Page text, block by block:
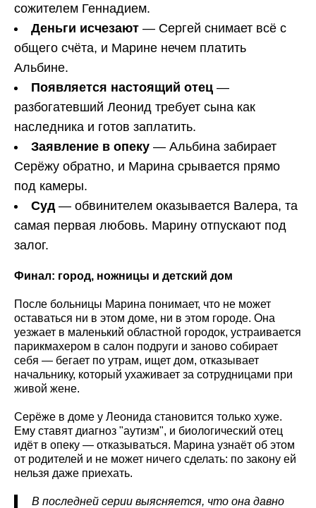
сожителем Геннадием.
Деньги исчезают — Сергей снимает всё с
общего счёта, и Марине нечем платить
Альбине.
Появляется настоящий отец —
разбогатевший Леонид требует сына как
наследника и готов заплатить.
Заявление в опеку — Альбина забирает
Серёжу обратно, и Марина срывается прямо
под камеры.
Суд — обвинителем оказывается Валера, та
самая первая любовь. Марину отпускают под
залог.
Финал: город, ножницы и детский дом
После больницы Марина понимает, что не может
оставаться ни в этом доме, ни в этом городе. Она
уезжает в маленький областной городок, устраивается
парикмахером в салон подруги и заново собирает
себя — бегает по утрам, ищет дом, отказывает
начальнику, который ухаживает за сотрудницами при
живой жене.
Серёже в доме у Леонида становится только хуже.
Ему ставят диагноз "аутизм", и биологический отец
идёт в опеку — отказываться. Марина узнаёт об этом
от родителей и не может ничего сделать: по закону ей
нельзя даже приехать.
В последней серии выясняется, что она давно